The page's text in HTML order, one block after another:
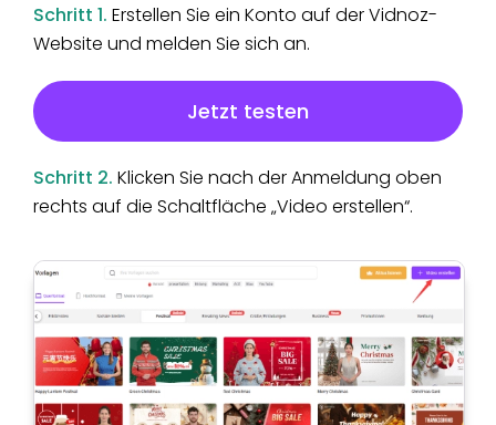
Schritt 1. Erstellen Sie ein Konto auf der Vidnoz-
Website und melden Sie sich an.
Jetzt testen
Schritt 2. Klicken Sie nach der Anmeldung oben
rechts auf die Schaltfläche „Video erstellen“.